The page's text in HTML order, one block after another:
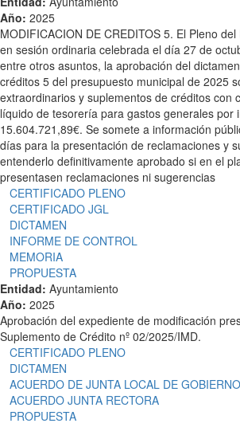
Año: 2025
MODIFICACION DE CREDITOS 5. El Pleno
en sesión ordinaria celebrada el día 27 de
entre otros asuntos, la aprobación del
créditos 5 del presupuesto municipal de 2025
extraordinarios y suplementos de créditos con
líquido de tesorería para gastos generales por
15.604.721,89€. Se somete a información
días para la presentación de reclamaciones y
entenderlo definitivamente aprobado si en el
presentasen reclamaciones ni sugerencias
CERTIFICADO PLENO
CERTIFICADO JGL
DICTAMEN
INFORME DE CONTROL
MEMORIA
PROPUESTA
Entidad: Ayuntamiento
Año: 2025
Aprobación del expediente de modificación
Suplemento de Crédito nº 02/2025/IMD.
CERTIFICADO PLENO
DICTAMEN
ACUERDO DE JUNTA LOCAL DE GOBIERNO
ACUERDO JUNTA RECTORA
PROPUESTA